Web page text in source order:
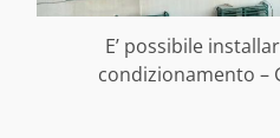
E’ possibile
condizionamento –